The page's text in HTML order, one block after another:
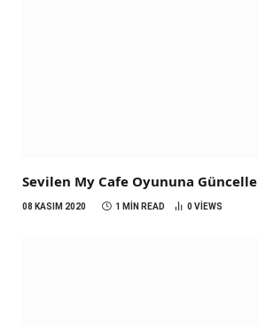
Sevilen My Cafe Oyununa
08 KASIM 2020 1 MIN READ 0 VIEWS